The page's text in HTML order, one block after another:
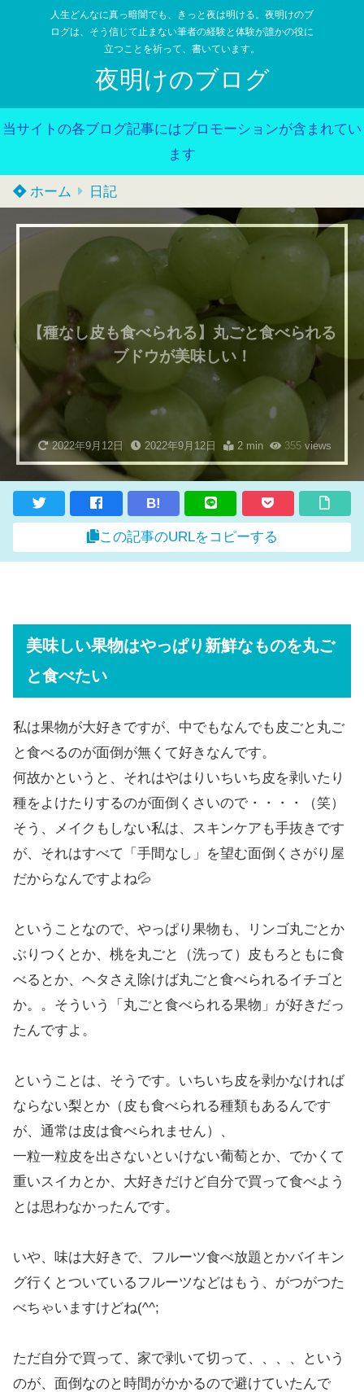
人生どんなに真っ暗闇でも、きっと夜は明ける。夜明けのブ
ログは、そう信じて止まない筆者の経験と体験が誰かの役に
立つことを祈って、書いています。
夜明けのブログ
当サイトの各ブログ記事にはプロモーションが含まれてい
ます
ホーム 日記
【種なし皮も食べられる】丸ごと食べられる
ブドウが美味しい！
2022年9月12日 2022年9月12日 2 min 355 views
B!
この記事のURLをコピーする
美味しい果物はやっぱり新鮮なものを丸ご
と食べたい
私は果物が大好きですが、中でもなんでも皮ごと丸ご
と食べるのが面倒が無くて好きなんです。
何故かというと、それはやはりいちいち皮を剥いたり
種をよけたりするのが面倒くさいので・・・・（笑）
そう、メイクもしない私は、スキンケアも手抜きです
が、それはすべて「手間なし」を望む面倒くさがり屋
だからなんですよね💦
ということなので、やっぱり果物も、リンゴ丸ごとか
ぶりつくとか、桃を丸ごと（洗って）皮もろともに食
べるとか、ヘタさえ除けば丸ごと食べられるイチゴと
か。。そういう「丸ごと食べられる果物」が好きだっ
たんですよ。
ということは、そうです。いちいち皮を剥かなければ
ならない梨とか（皮も食べられる種類もあるんです
が、通常は皮は食べられません）、
一粒一粒皮を出さないといけない葡萄とか、でかくて
重いスイカとか、大好きだけど自分で買って食べよう
とは思わなかったんです。
いや、味は大好きで、フルーツ食べ放題とかバイキン
グ行くとついているフルーツなどはもう、がつがつた
べちゃいますけどね(^^;
ただ自分で買って、家で剥いて切って、、、、という
のが、面倒なのと時間がかかるので避けていたんで